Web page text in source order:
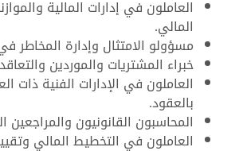
العاملون في إدارات المالية
المالي.
مسؤولو الامتثال وإدارة المخاطر
خبراء المشتريات والموردين
العاملون في الإدارات الفنية ذات
بالعقود.
المحاسبون القانونيون والمراجعين
العاملون في التخطيط المالي